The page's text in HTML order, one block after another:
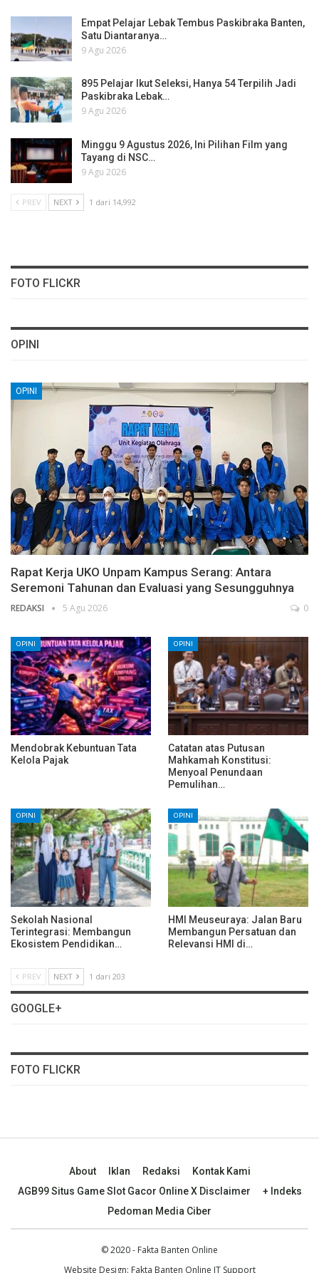
Empat Pelajar Lebak Tembus Paskibraka Banten,
Satu Diantaranya…
9 Agu 2026
895 Pelajar Ikut Seleksi, Hanya 54 Terpilih Jadi
Paskibraka Lebak…
9 Agu 2026
Minggu 9 Agustus 2026, Ini Pilihan Film yang
Tayang di NSC…
9 Agu 2026
PREV NEXT 1 dari 14,992
FOTO FLICKR
OPINI
OPINI
Rapat Kerja UKO Unpam Kampus Serang: Antara
Seremoni Tahunan dan Evaluasi yang Sesungguhnya
REDAKSI 5 Agu 2026 0
OPINI
Mendobrak Kebuntuan Tata
Kelola Pajak
OPINI
Catatan atas Putusan
Mahkamah Konstitusi:
Menyoal Penundaan
Pemulihan…
OPINI
Sekolah Nasional
Terintegrasi: Membangun
Ekosistem Pendidikan…
OPINI
HMI Meuseuraya: Jalan Baru
Membangun Persatuan dan
Relevansi HMI di…
PREV NEXT 1 dari 203
GOOGLE+
FOTO FLICKR
About Iklan Redaksi
Kontak Kami
AGB99 Situs Game Slot Gacor Online X Disclaimer
+ Indeks
Pedoman Media Ciber
© 2020 - Fakta Banten Online
Website Design: Fakta Banten Online IT Support